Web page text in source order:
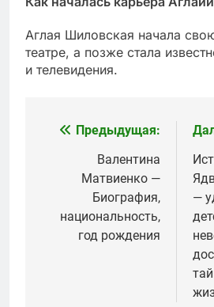
Аглая Шиловская начала
театре, а позже стала
и телевидения.
Навигация
записям
Предыдущая:
Валентина
Матвиенко —
Биография,
национальность,
год рождения
—